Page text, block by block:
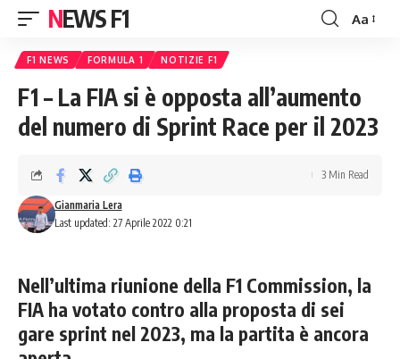
NEWS F1
Font
Aa
F1 NEWS FORMULA 1 NOTIZIE F1
F1 – La FIA si è opposta all’aumento
del numero di Sprint Race per il 2023
Last updated: 27 Aprile 2022 0:21
Gianmaria Lera
3 Min Read
Nell’ultima riunione della F1 Commission, la
FIA ha votato contro alla proposta di sei
gare sprint nel 2023, ma la partita è ancora